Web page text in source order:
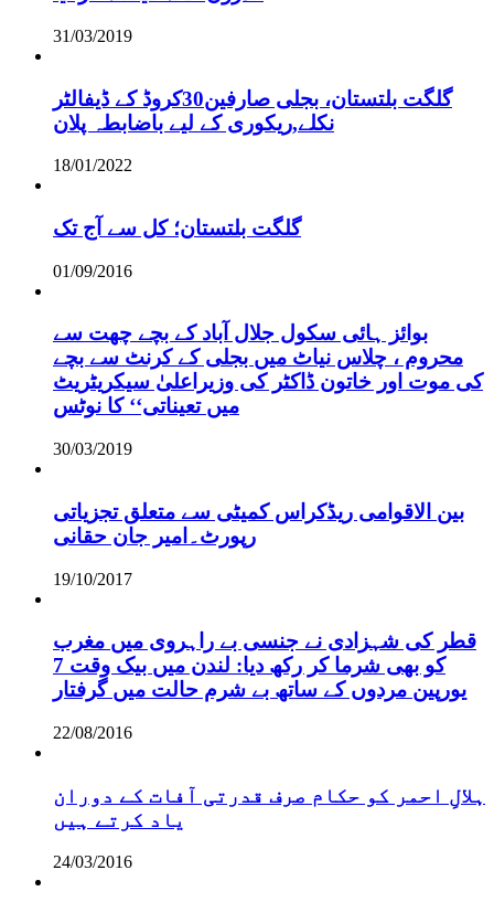
31/03/2019
گلگت بلتستان، بجلی صارفین30کروڈ کے ڈیفالٹر
نکلے,ریکوری کے لیے باضابطہ پلان
18/01/2022
گلگت بلتستان؛ کل سے آج تک
01/09/2016
بوائز ہائی سکول جلال آباد کے بچے چھت سے
محروم ، چلاس نیاٹ میں بجلی کے کرنٹ سے بچے
کی موت اور خاتون ڈاکٹر کی وزیراعلیٰ سیکریٹریٹ
میں تعیناتی‘‘ کا نوٹس
30/03/2019
بین الاقوامی ریڈکراس کمیٹی سے متعلق تجزیاتی
رپورٹ۔امیر جان حقانی
19/10/2017
قطر کی شہزادی نے جنسی بے راہروی میں مغرب
کو بھی شرما کر رکھ دیا: لندن میں بیک وقت 7
یورپین مردوں کے ساتھ بے شرم حالت میں گرفتار
22/08/2016
ہلالِ احمر کو حکام صرف قدرتی آفات کے دوران
یاد کرتے ہیں
24/03/2016